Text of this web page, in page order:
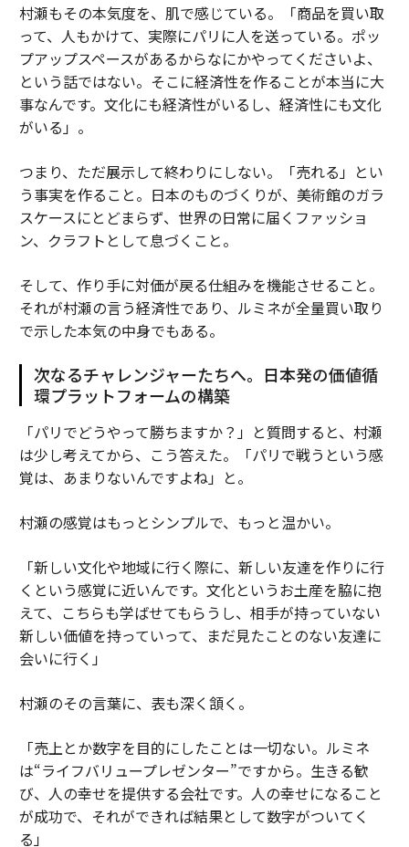
村瀬もその本気度を、肌で感じている。「商品を買い取
って、人もかけて、実際にパリに人を送っている。ポッ
プアップスペースがあるからなにかやってくださいよ、
という話ではない。そこに経済性を作ることが本当に大
事なんです。文化にも経済性がいるし、経済性にも文化
がいる」。
つまり、ただ展示して終わりにしない。「売れる」とい
う事実を作ること。日本のものづくりが、美術館のガラ
スケースにとどまらず、世界の日常に届くファッショ
ン、クラフトとして息づくこと。
そして、作り手に対価が戻る仕組みを機能させること。
それが村瀬の言う経済性であり、ルミネが全量買い取り
で示した本気の中身でもある。
次なるチャレンジャーたちへ。日本発の価値循
環プラットフォームの構築
「パリでどうやって勝ちますか？」と質問すると、村瀬
は少し考えてから、こう答えた。「パリで戦うという感
覚は、あまりないんですよね」と。
村瀬の感覚はもっとシンプルで、もっと温かい。
「新しい文化や地域に行く際に、新しい友達を作りに行
くという感覚に近いんです。文化というお土産を脇に抱
えて、こちらも学ばせてもらうし、相手が持っていない
新しい価値を持っていって、まだ見たことのない友達に
会いに行く」
村瀬のその言葉に、表も深く頷く。
「売上とか数字を目的にしたことは一切ない。ルミネ
は“ライフバリュープレゼンター”ですから。生きる歓
び、人の幸せを提供する会社です。人の幸せになること
が成功で、それができれば結果として数字がついてく
る」